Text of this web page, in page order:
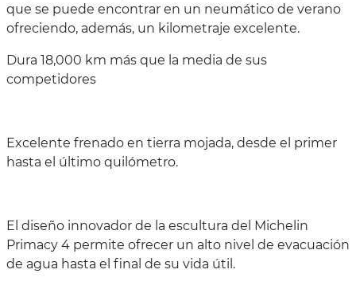
que se puede encontrar en un neumático de verano
ofreciendo, además, un kilometraje excelente.
Dura 18,000 km más que la media de sus
competidores
Excelente frenado en tierra mojada, desde el primer
hasta el último quilómetro.
El diseño innovador de la escultura del Michelin
Primacy 4 permite ofrecer un alto nivel de evacuación
de agua hasta el final de su vida útil.